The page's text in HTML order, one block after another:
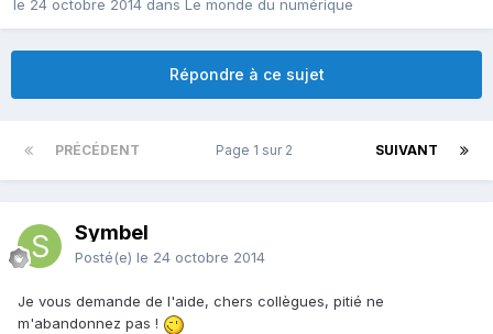
le 24 octobre 2014 dans Le monde du numérique
Répondre à ce sujet
PRÉCÉDENT SUIVANT
Page 1 sur 2
Symbel
Posté(e) le 24 octobre 2014
Je vous demande de l'aide, chers collègues, pitié ne
m'abandonnez pas !